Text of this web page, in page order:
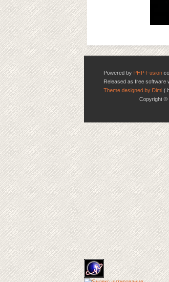
Powered by PHP-Fusion
Released as free software
Theme designed by Dimi (
Copyright ©